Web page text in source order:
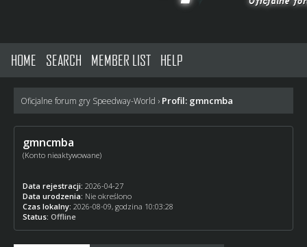
HOME SEARCH MEMBER LIST HELP
Oficjalne forum gry Speedway-World › Profil: gmncmba
gmncmba
(Konto nieaktywowane)
Data rejestracji: 2026-04-27
Data urodzenia: Nie określono
Czas lokalny: 2026-08-09, godzina 10:03:28
Status: Offline